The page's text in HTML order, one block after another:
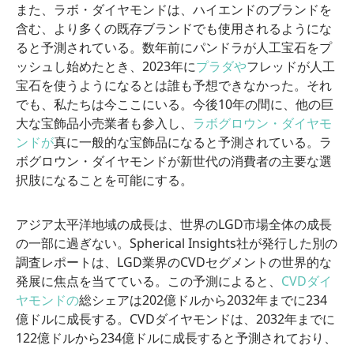
また、ラボ・ダイヤモンドは、ハイエンドのブランドを
含む、より多くの既存ブランドでも使用されるようにな
ると予測されている。数年前にパンドラが人工宝石をプ
ッシュし始めたとき、2023年にプラダやフレッドが人工
宝石を使うようになるとは誰も予想できなかった。それ
でも、私たちは今ここにいる。今後10年の間に、他の巨
大な宝飾品小売業者も参入し、 ラボグロウン・ダイヤモ
ンドが真に一般的な宝飾品になると予測されている。ラ
ボグロウン・ダイヤモンドが新世代の消費者の主要な選
択肢になることを可能にする。
アジア太平洋地域の成長は、世界のLGD市場全体の成長
の一部に過ぎない。Spherical Insights社が発行した別の
調査レポートは、LGD業界のCVDセグメントの世界的な
発展に焦点を当てている。この予測によると、 CVDダイ
ヤモンドの総シェアは202億ドルから2032年までに234
億ドルに成長する。CVDダイヤモンドは、2032年までに
122億ドルから234億ドルに成長すると予測されており、